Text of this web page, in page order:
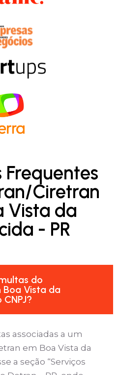
Frequentes
Ciretran
Vista da
- PR
do
Vista da
associadas a um
em Boa Vista da
a seção “Serviços